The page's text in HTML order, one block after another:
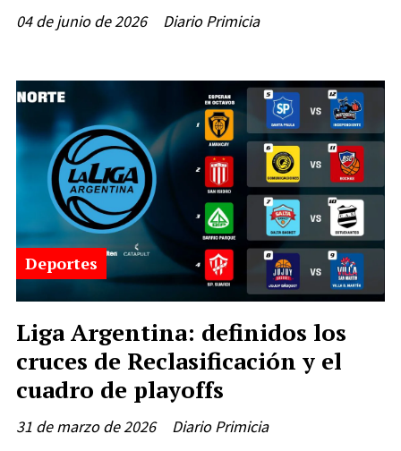
Diario Primicia
04 de junio de 2026
Liga Argentina: definidos los
cruces de Reclasificación y el
cuadro de playoffs
Diario Primicia
Deportes
31 de marzo de 2026